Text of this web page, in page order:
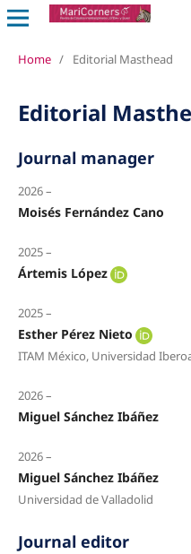
Home / Editorial Masthead
Editorial
Journal manager
2026 –
Moisés Fernández Cano
2025 –
Ártemis López
2025 –
Esther Pérez Nieto
ITAM México, Universidad
2026 –
Miguel Sánchez Ibáñez
2026 –
Miguel Sánchez Ibáñez
Universidad de Valladolid
Journal editor